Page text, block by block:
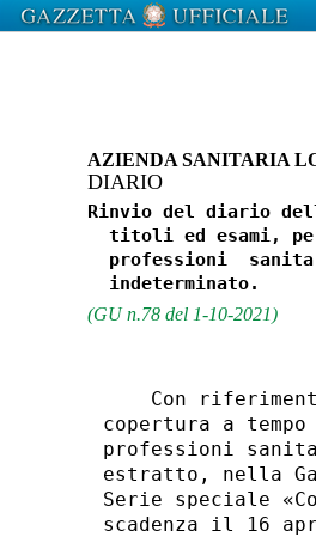
AZIENDA SANITARIA
DIARIO
Rinvio del diario
titoli ed esami,
professioni
(GU n.78 del 1-10-2021)
Con
copertura a
professioni
estratto, nella
Serie speciale
scadenza il 16